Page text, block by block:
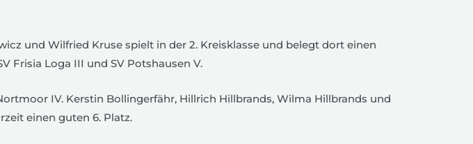
und Wilfried Kruse spielt in der 2. Kreisklasse und belegt dort einen
Frisia Loga III und SV Potshausen V.
IV. Kerstin Bollingerfähr, Hillrich Hillbrands, Wilma Hillbrands und
einen guten 6. Platz.